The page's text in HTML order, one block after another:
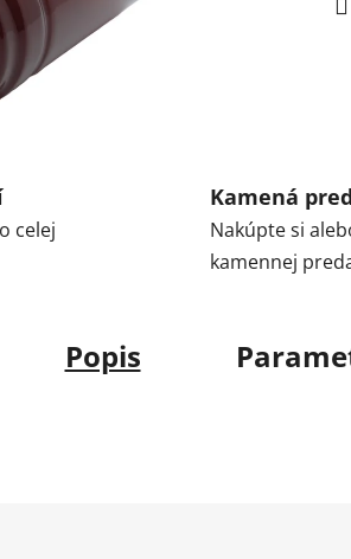
celej
Kamená
Nakúpte si
kamennej
Popis